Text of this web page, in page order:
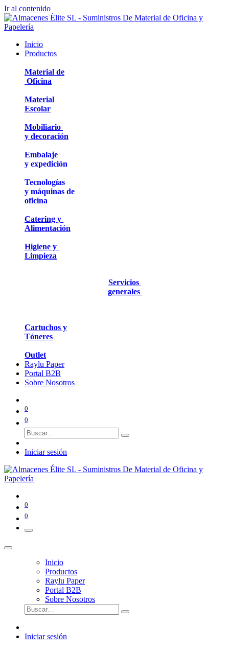
Ir al contenido
Inicio
Productos
Material de
Oficina
Material
Escolar
Mobiliario
y decoración
Embalaje
y expedición
Tecnologías
y máquinas de
oficina
Catering y
Alimentación
Higiene y
Limpieza
Servicios
generales
Cartuchos y
Tóneres
Outlet
Raylu Paper
Portal B2B
Sobre Nosotros
0
0
Iniciar sesión
0
0
Inicio
Productos
Raylu Paper
Portal B2B
Sobre Nosotros
Iniciar sesión